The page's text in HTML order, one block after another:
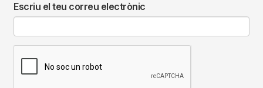
Escriu el teu correu electrònic